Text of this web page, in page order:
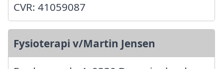
CVR: 41059087
Fysioterapi v/Martin Jensen